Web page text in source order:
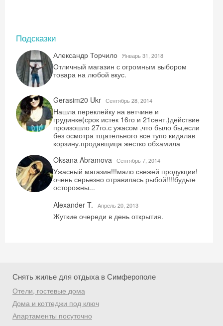
Подсказки
Александр Торчило Январь 31, 2018
Отличный магазин с огромным выбором
товара на любой вкус.
Gerasim20 Ukr Сентябрь 28, 2014
Нашла переклейку на ветчине и
грудинке(срок истек 16го и 21сент.)действие
произошло 27го.с ужасом ,что было бы,если
без осмотра тщательного все тупо кидалав
корзину.продавщица жестко обхамила
Oksana Abramova Сентябрь 7, 2014
Ужасный магазин!!!мало свежей продукции!
очень серьезно отравилась рыбой!!!!будьте
осторожны...
Alexander T.
Aпрель 20, 2013
Жуткие очереди в день открытия.
Снять жилье для отдыха в Симферополе
Отели, гостевые дома
Дома и коттеджи под ключ
Апартаменты посуточно
Скидка −5%
Хочешь дешевле? Оставь почту и получи
промокод на первое бронирование!
Получить промокод